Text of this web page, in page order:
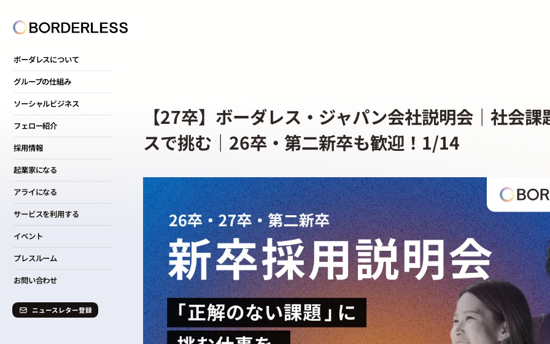
ボーダレスについて
グループの仕組み
ソーシャルビジネス
フェロー紹介
採用情報
起業家になる
アライになる
サービスを利用する
イベント
プレスルーム
お問い合わせ
ニュースレター登録
【27卒】ボーダレス・ジャパン会社説明会｜社会
スで挑む｜26卒・第二新卒も歓迎！1/14